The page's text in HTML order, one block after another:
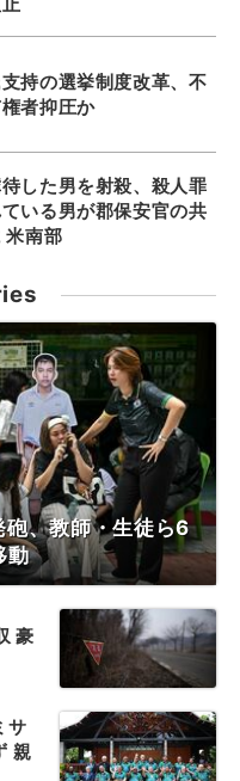
支持の選挙制度改革、不
者抑圧か
した男を射殺、殺人罪
いる男が郡保安官の共
米南部
、教師・生徒ら6
動
豪
サ
親